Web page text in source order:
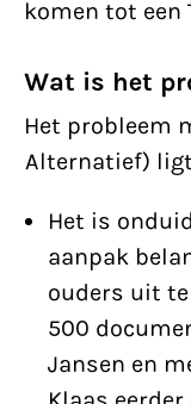
komen tot een
Wat is het
Het probleem
Alternatief)
Het is
aanpak
ouders uit
500
Jansen en